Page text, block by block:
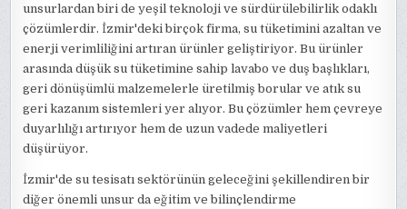
unsurlardan biri de yeşil teknoloji ve sürdürülebilirlik odaklı
çözümlerdir. İzmir'deki birçok firma, su tüketimini azaltan ve
enerji verimliliğini artıran ürünler geliştiriyor. Bu ürünler
arasında düşük su tüketimine sahip lavabo ve duş başlıkları,
geri dönüşümlü malzemelerle üretilmiş borular ve atık su
geri kazanım sistemleri yer alıyor. Bu çözümler hem çevreye
duyarlılığı artırıyor hem de uzun vadede maliyetleri
düşürüyor.
İzmir'de su tesisatı sektörünün geleceğini şekillendiren bir
diğer önemli unsur da eğitim ve bilinçlendirme